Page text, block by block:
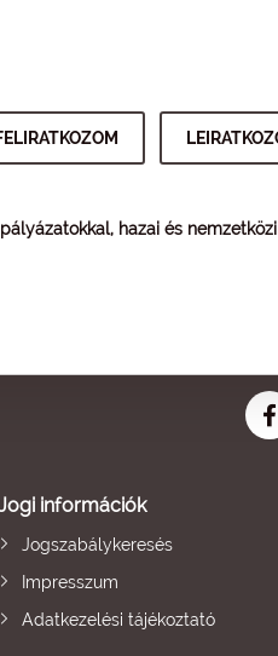
hazai és nemzetközi
információk
Jogszabálykeresés
Impresszum
Adatkezelési tájékoztató